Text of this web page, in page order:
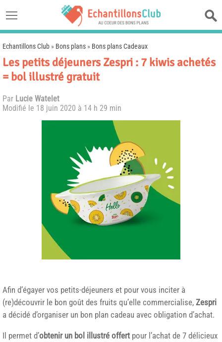
Echantillons Club » Bons plans » Bons plans Cadeaux
Les petits déjeuners Zespri : 7 kiwis achetés
= bol illustré gratuit
Par Lucie Watelet
Modifié le 18 juin 2020 à 14 h 29 min
Afin d’égayer vos petits-déjeuners et pour vous inciter à
(re)découvrir le bon goût des fruits qu’elle commercialise, Zespri
a décidé d’organiser un bon plan cadeau avec obligation d’achat.
Il permet d’obtenir un bol illustré offert pour l’achat de 7 délicieux